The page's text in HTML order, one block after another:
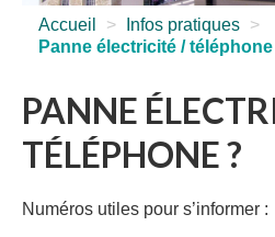
INFOS
Accueil > Infos pratiques >
Panne électricité / téléphone
PANNE
TÉLÉPHONE ?
Numéros utiles pour s’informer :